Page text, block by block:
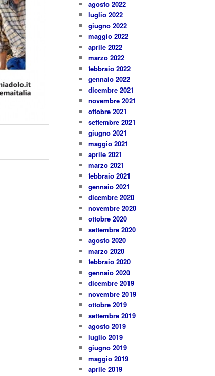
agosto 2022
luglio 2022
giugno 2022
maggio 2022
aprile 2022
marzo 2022
febbraio 2022
gennaio 2022
dicembre 2021
novembre 2021
ottobre 2021
settembre 2021
giugno 2021
maggio 2021
aprile 2021
marzo 2021
febbraio 2021
gennaio 2021
dicembre 2020
novembre 2020
ottobre 2020
settembre 2020
agosto 2020
marzo 2020
febbraio 2020
gennaio 2020
dicembre 2019
novembre 2019
ottobre 2019
settembre 2019
agosto 2019
luglio 2019
giugno 2019
maggio 2019
aprile 2019